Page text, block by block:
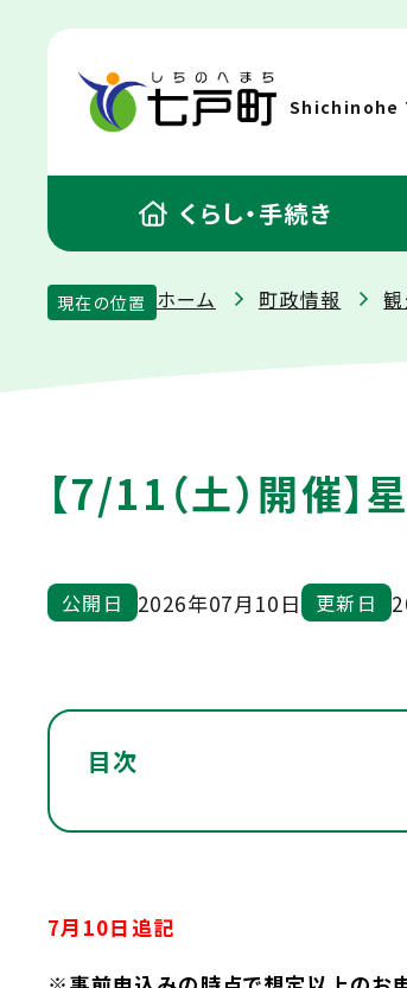
Shichinohe
くらし・手続き
現在の位置 ホーム 町政情報 観
【7/11（土）開催
公開日 2026年07月10日 更新日
目次
7月10日追記